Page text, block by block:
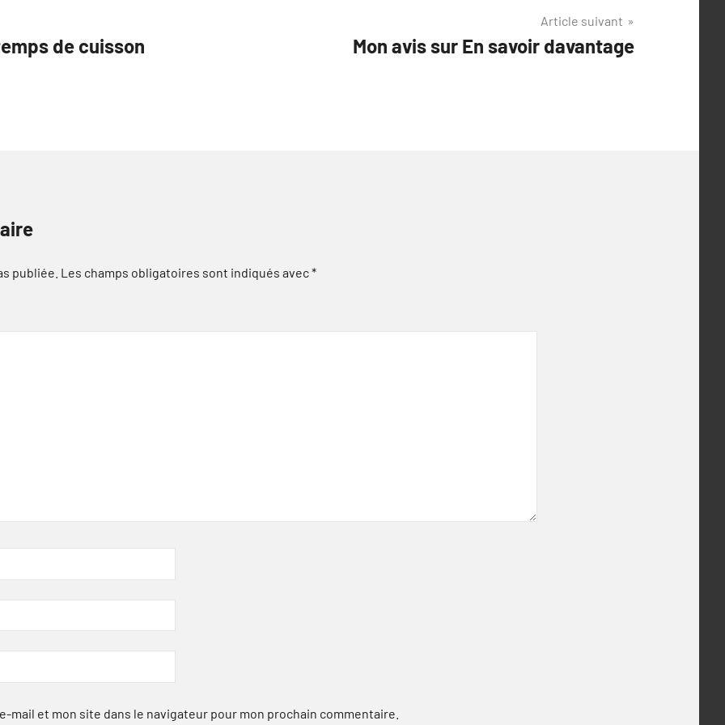
de cuisson
Article suivant
Mon avis sur En savoir davantage
publiée. Les champs obligatoires sont indiqués avec*
mail et mon site dans le navigateur pour mon prochain commentaire.